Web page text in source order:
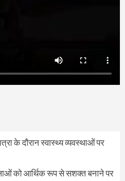
के दौरान स्वास्थ्य व्यवस्थाओं पर
को आर्थिक रूप से सशक्त बनाने पर